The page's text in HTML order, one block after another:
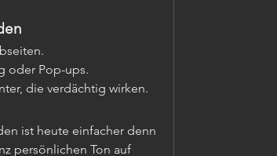
oder Pop-ups.
die verdächtig wirken.
ist heute einfacher denn
persönlichen Ton auf